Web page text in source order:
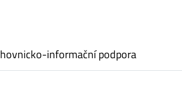
informační podpora